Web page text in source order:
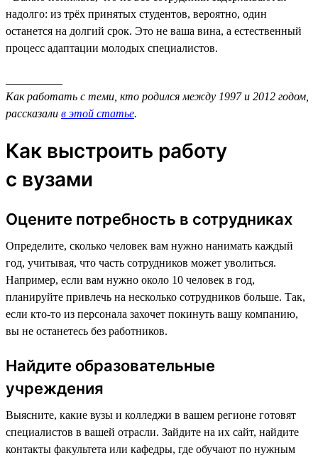
надолго: из трёх принятых студентов, вероятно, один
останется на долгий срок. Это не ваша вина, а естественный
процесс адаптации молодых специалистов.
Как работать с теми, кто родился между 1997 и 2012 годом,
рассказали в этой статье.
Как выстроить работу
с вузами
Оцените потребность в сотрудниках
Определите, сколько человек вам нужно нанимать каждый
год, учитывая, что часть сотрудников может уволиться.
Например, если вам нужно около 10 человек в год,
планируйте привлечь на несколько сотрудников больше. Так,
если кто-то из персонала захочет покинуть вашу компанию,
вы не останетесь без работников.
Найдите образовательные
учреждения
Выясните, какие вузы и колледжи в вашем регионе готовят
специалистов в вашей отрасли. Зайдите на их сайт, найдите
контакты факультета или кафедры, где обучают по нужным